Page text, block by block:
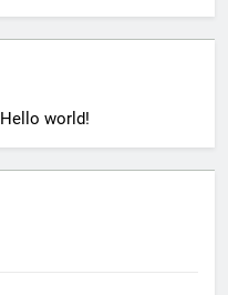
Hello world!